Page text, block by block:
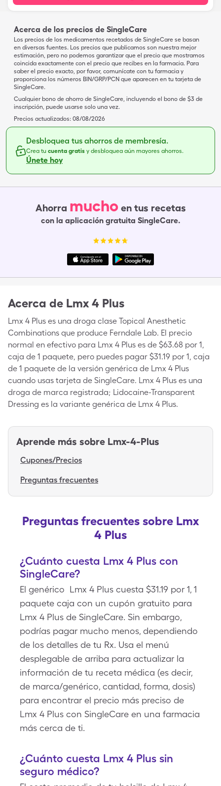
Acerca de los precios de SingleCare
Los precios de los medicamentos recetados de SingleCare se basan
en diversas fuentes. Los precios que publicamos son nuestra mejor
estimación, pero no podemos garantizar que el precio que mostramos
coincida exactamente con el precio que recibes en la farmacia. Para
saber el precio exacto, por favor, comunícate con tu farmacia y
proporciona los números BIN/GRP/PCN que aparecen en tu tarjeta de
SingleCare.
Cualquier bono de ahorro de SingleCare, incluyendo el bono de $3 de
inscripción, puede usarse solo una vez.
Precios actualizados: 08/08/2026
Desbloquea tus ahorros de membresía.
Crea tu cuenta gratis y desbloquea aún mayores ahorros.
Únete hoy
Ahorra mucho en tus recetas
con la aplicación gratuita SingleCare.
Acerca de Lmx 4 Plus
Lmx 4 Plus es una droga clase Topical Anesthetic
Combinations que produce Ferndale Lab. El precio
normal en efectivo para Lmx 4 Plus es de $63.68 por 1,
caja de 1 paquete, pero puedes pagar $31.19 por 1, caja
de 1 paquete de la versión genérica de Lmx 4 Plus
cuando usas tarjeta de SingleCare. Lmx 4 Plus es una
droga de marca registrada; Lidocaine-Transparent
Dressing es la variante genérica de Lmx 4 Plus.
Aprende más sobre Lmx-4-Plus
Cupones/Precios
Preguntas frecuentes
Preguntas frecuentes sobre Lmx
4 Plus
¿Cuánto cuesta Lmx 4 Plus con
SingleCare?
El genérico Lmx 4 Plus cuesta $31.19 por 1, 1
paquete caja con un cupón gratuito para
Lmx 4 Plus de SingleCare. Sin embargo,
podrías pagar mucho menos, dependiendo
de los detalles de tu Rx. Usa el menú
desplegable de arriba para actualizar la
información de tu receta médica (es decir,
de marca/genérico, cantidad, forma, dosis)
para encontrar el precio más preciso de
Lmx 4 Plus con SingleCare en una farmacia
más cerca de ti.
¿Cuánto cuesta Lmx 4 Plus sin
seguro médico?